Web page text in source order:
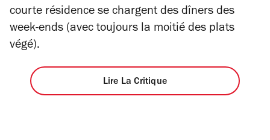
courte résidence se chargent des dîners des
week-ends (avec toujours la moitié des plats
végé).
Lire La Critique